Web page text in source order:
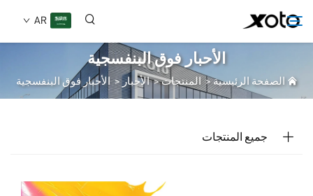
AR
من نحن
المنتجات
الأحبار فوق البنفسجية
الصفحة الرئيسية>المنتجات>الأحبار>الأحبار فوق البنفسجية
جميع المنتجات